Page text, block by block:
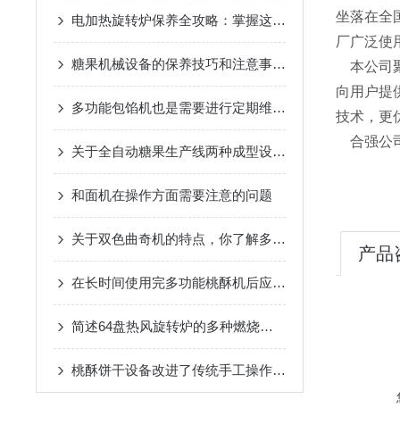
电加热旋转炉保养全攻略：掌握这几点，设备稳跑少操心
糖果机械设备的保养技巧和注意事项如下
多功能包馅机也是需要进行定期维护的
关于全自动糖果生产线两种成型设备的工作原理介绍
和面机在操作方面需要注意的问题
关于双色曲奇机的特点，你了解多少呢？
在长时间使用完多功能桃酥机后应当如何清洗呢？
简述64盘热风旋转炉的多种燃烧方式
桃酥饼干设备改进了传统手工操作的缺点
坐落在全
厂广泛使
本公司
向用户提
技术，更
合强公
产品